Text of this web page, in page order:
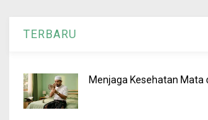
TERBARU
Menjaga Kesehatan Mata